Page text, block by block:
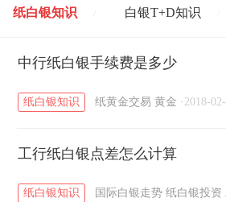
纸白银知识 白银T+D知识
黄金T+D知识 / 粤贵银知识
中行纸白银手续费是多少
纸白银知识 纸黄金交易 黄金 · 2018-
工行纸白银点差怎么计算
纸白银知识 国际白银走势 纸白银投资